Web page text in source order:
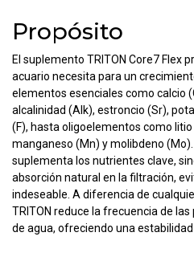
Propósito
El suplemento TRITON Core7 Flex
acuario necesita para un
elementos esenciales como calcio
alcalinidad (Alk), estroncio (Sr),
(F), hasta oligoelementos como litio
manganeso (Mn) y molibdeno
suplementa los nutrientes clave,
absorción natural en la filtración,
indeseable. A diferencia de
TRITON reduce la frecuencia de
de agua, ofreciendo una estabilidad